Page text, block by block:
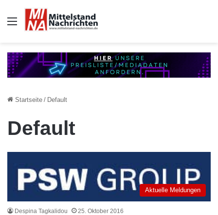
Auswahl
Startseite / Default
Default
Aktuelle Meldungen
Despina Tagkalidou 25. Oktober 2016